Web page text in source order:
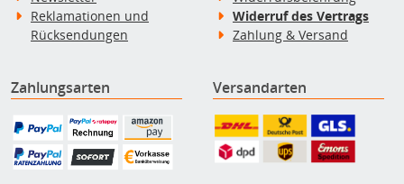
Reklamationen und
Rücksendungen
Widerruf des Vertrags
Zahlung & Versand
Zahlungsarten Versandarten